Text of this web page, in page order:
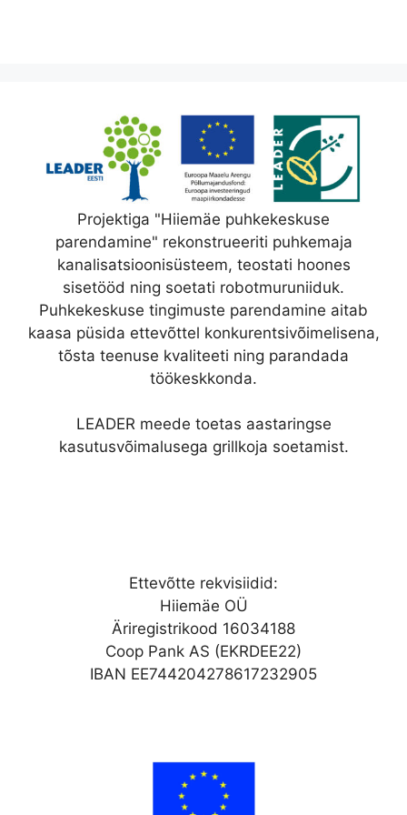
Projektiga "Hiiemäe puhkekeskuse
parendamine" rekonstrueeriti puhkemaja
kanalisatsioonisüsteem, teostati hoones
sisetööd ning soetati robotmuruniiduk.
Puhkekeskuse tingimuste parendamine aitab
kaasa püsida ettevõttel konkurentsivõimelisena,
tõsta teenuse kvaliteeti ning parandada
töökeskkonda.
LEADER meede toetas aastaringse
kasutusvõimalusega grillkoja soetamist.
Ettevõtte rekvisiidid:
Hiiemäe OÜ
Äriregistrikood 16034188
Coop Pank AS (EKRDEE22)
IBAN EE744204278617232905